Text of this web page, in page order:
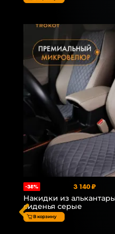
-38% 3 140 ₽
Накидки из
сиденья серые
В корзину